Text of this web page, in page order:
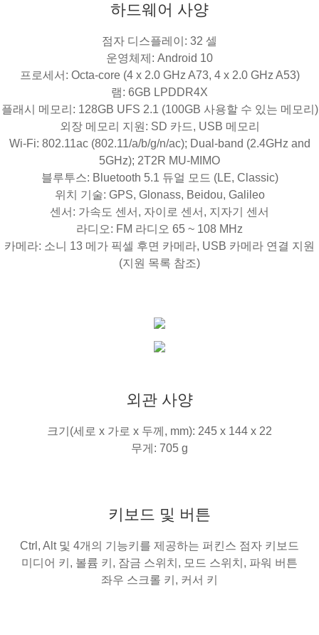
하드웨어 사양
점자 디스플레이: 32 셀
운영체제: Android 10
프로세서: Octa-core (4 x 2.0 GHz A73, 4 x 2.0 GHz A53)
램: 6GB LPDDR4X
플래시 메모리: 128GB UFS 2.1 (100GB 사용할 수 있는 메모리)
외장 메모리 지원: SD 카드, USB 메모리
Wi-Fi: 802.11ac (802.11/a/b/g/n/ac); Dual-band (2.4GHz and
5GHz); 2T2R MU-MIMO
블루투스: Bluetooth 5.1 듀얼 모드 (LE, Classic)
위치 기술: GPS, Glonass, Beidou, Galileo
센서: 가속도 센서, 자이로 센서, 지자기 센서
라디오: FM 라디오 65 ~ 108 MHz
카메라: 소니 13 메가 픽셀 후면 카메라, USB 카메라 연결 지원
(지원 목록 참조)
외관 사양
크기(세로 x 가로 x 두께, mm): 245 x 144 x 22
무게: 705 g
키보드 및 버튼
Ctrl, Alt 및 4개의 기능키를 제공하는 퍼킨스 점자 키보드
미디어 키, 볼륨 키, 잠금 스위치, 모드 스위치, 파워 버튼
좌우 스크롤 키, 커서 키